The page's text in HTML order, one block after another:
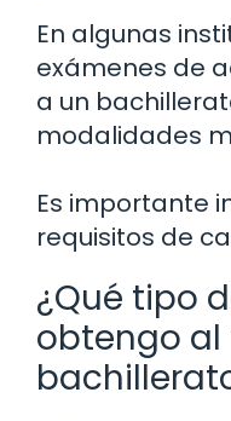
En algunas
exámenes de
a un
modalidades
Es importante
requisitos de
¿Qué tipo
obtengo al